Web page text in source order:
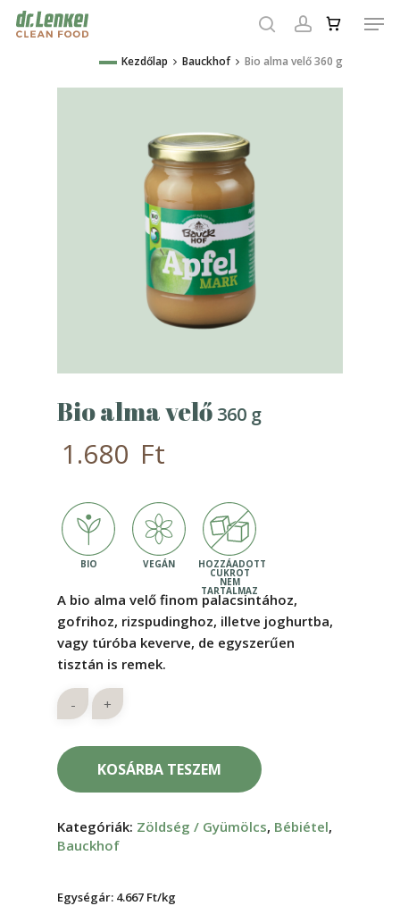
Skip
Kezdőlap Bauckhof Bio alma velő 360 g
Bio alma velő 360 g
1.680 Ft
A bio alma velő finom palacsintához,
gofrihoz, rizspudinghoz, illetve joghurtba,
vagy túróba keverve, de egyszerűen
tisztán is remek.
Egységár: 4.667 Ft/kg
KOSÁRBA TESZEM
Kategóriák: Zöldség / Gyümölcs, Bébiétel,
Bauckhof